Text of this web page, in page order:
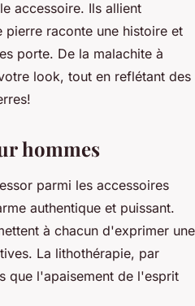
accessoire. Ils allient
raconte une histoire et
porte. De la malachite à
look, tout en reflétant des
hommes
parmi les accessoires
authentique et puissant.
à chacun d'exprimer une
La lithothérapie, par
que l'apaisement de l'esprit